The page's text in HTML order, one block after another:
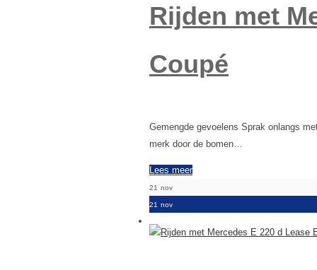
Rijden met
Coupé
Gemengde gevoelens Sprak onlangs
merk door de bomen…
Lees meer
21 nov
21 nov